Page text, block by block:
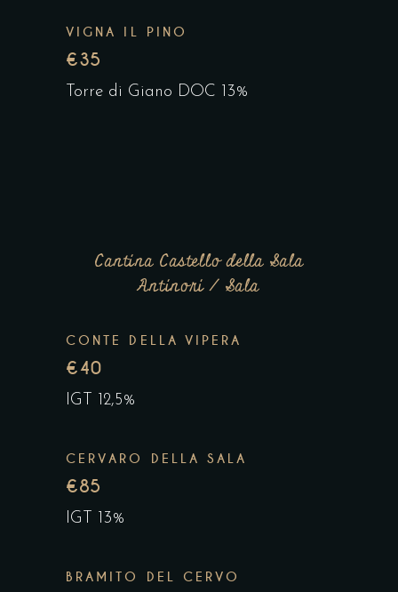
VIGNA IL PINO
€35
Torre di Giano DOC 13%
Cantina Castello della Sala
Antinori / Sala
CONTE DELLA VIPERA
€40
IGT 12,5%
CERVARO DELLA SALA
€85
IGT 13%
BRAMITO DEL CERVO